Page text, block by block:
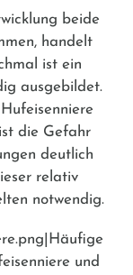
beide
handelt
ist ein
ausgebildet.
die Gefahr
deutlich
relativ
notwendig.
und